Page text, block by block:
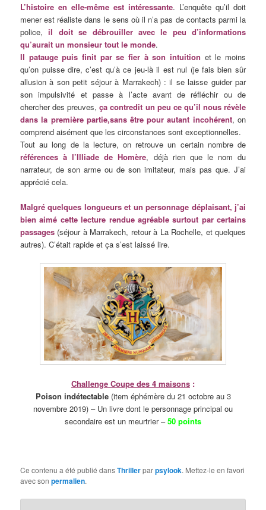
L’histoire en elle-même est intéressante. L’enquête qu’il doit
mener est réaliste dans le sens où il n’a pas de contacts parmi la
police,il doit se débrouiller avec le peu d’informations
qu’aurait un monsieur tout le monde.
Il patauge puis finit par se fier à son intuition et le moins
qu’on puisse dire, c’est qu’à ce jeu-là il est nul (je fais bien sûr
allusion à son petit séjour à Marrakech) : il se laisse guider par
son impulsivité et passe à l’acte avant de réfléchir ou de
chercher des preuves,ça contredit un peu ce qu’il nous révèle
dans la première partie,sans être pour autant incohérent, on
comprend aisément que les circonstances sont exceptionnelles.
Tout au long de la lecture, on retrouve un certain nombre de
références à l’Illiade de Homère, déjà rien que le nom du
narrateur, de son arme ou de son imitateur, mais pas que. J’ai
apprécié cela.
Malgré quelques longueurs et un personnage déplaisant, j’ai
bien aimé cette lecture rendue agréable surtout par certains
passages (séjour à Marrakech, retour à La Rochelle, et quelques
autres). C’était rapide et ça s’est laissé lire.
Challenge Coupe des 4 maisons :
Poison indétectable(item éphémère du 21 octobre au 3
novembre 2019) – Un livre dont le personnage principal ou
secondaire est un meurtrier –50 points
Ce contenu a été publié dansThrillerparpsylook. Mettez-le en favori
avec sonpermalien.